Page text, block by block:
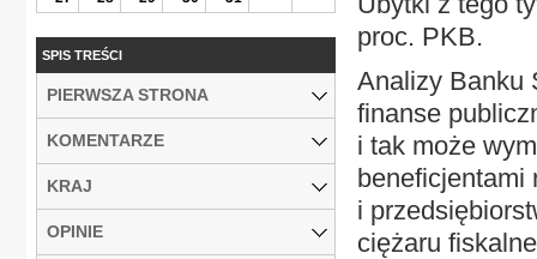
proc. PKB.
Analizy Banku
finanse
i tak może
beneficjentami
i
ciężaru
SPIS TREŚCI
PIERWSZA STRONA
KOMENTARZE
KRAJ
OPINIE